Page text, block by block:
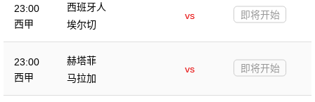
23:00
西甲
西班牙人
vs
埃尔切
即将开始
23:00
西甲
赫塔菲
vs
马拉加
即将开始